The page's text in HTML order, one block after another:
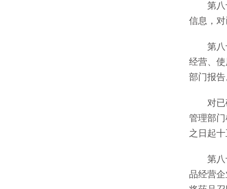
第八十
信息，
第八十
经营、
部门报
对已确
管理部
之日起
第八十
品经营